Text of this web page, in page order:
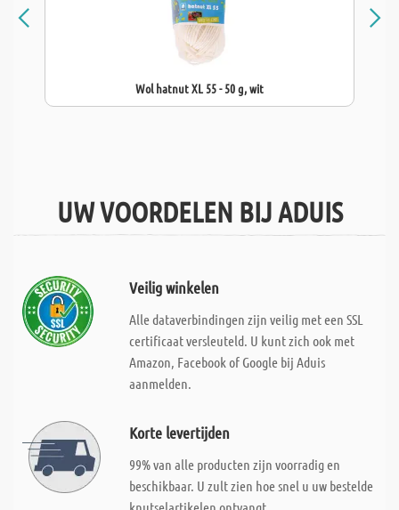
Wol hatnut XL 55 - 50 g, wit
UW VOORDELEN BIJ ADUIS
Veilig winkelen
Alle dataverbindingen zijn veilig met een SSL
certificaat versleuteld. U kunt zich ook met
Amazon, Facebook of Google bij Aduis
aanmelden.
Korte levertijden
99% van alle producten zijn voorradig en
beschikbaar. U zult zien hoe snel u uw bestelde